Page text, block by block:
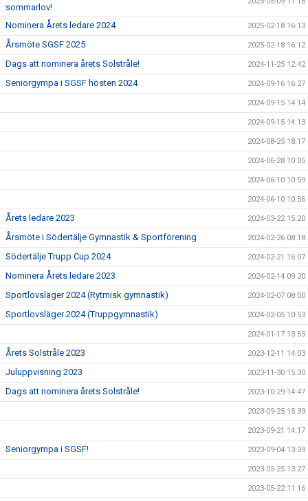
sommarlov!
Nominera Årets ledare 2024 2025-02-18 16:13
Årsmöte SGSF 2025 2025-02-18 16:12
Dags att nominera årets Solstråle! 2024-11-25 12:42
Seniorgympa i SGSF hösten 2024 2024-09-16 16:27
2024-09-15 14:14
2024-09-15 14:13
2024-08-25 18:17
2024-06-28 10:05
2024-06-10 10:59
2024-06-10 10:56
Årets ledare 2023 2024-03-22 15:20
Årsmöte i Södertälje Gymnastik & Sportförening 2024-02-26 08:18
Södertälje Trupp Cup 2024 2024-02-21 16:07
Nominera Årets ledare 2023 2024-02-14 09:20
Sportlovsläger 2024 (Rytmisk gymnastik) 2024-02-07 08:00
Sportlovsläger 2024 (Truppgymnastik) 2024-02-05 10:53
2024-01-17 13:55
Årets Solstråle 2023 2023-12-11 14:03
Juluppvisning 2023 2023-11-30 15:30
Dags att nominera årets Solstråle! 2023-10-29 14:47
2023-09-25 15:39
2023-09-21 14:17
Seniorgympa i SGSF! 2023-09-04 13:39
2023-05-25 13:27
2023-05-22 11:16